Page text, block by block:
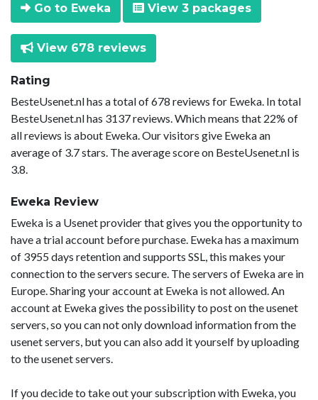
Go to Eweka View 3 packages
View 678 reviews
Rating
BesteUsenet.nl has a total of 678 reviews for Eweka. In total
BesteUsenet.nl has 3137 reviews. Which means that 22% of
all reviews is about Eweka. Our visitors give Eweka an
average of 3.7 stars. The average score on BesteUsenet.nl is
3.8.
Eweka Review
Eweka is a Usenet provider that gives you the opportunity to
have a trial account before purchase. Eweka has a maximum
of 3955 days retention and supports SSL, this makes your
connection to the servers secure. The servers of Eweka are in
Europe. Sharing your account at Eweka is not allowed. An
account at Eweka gives the possibility to post on the usenet
servers, so you can not only download information from the
usenet servers, but you can also add it yourself by uploading
to the usenet servers.
If you decide to take out your subscription with Eweka, you